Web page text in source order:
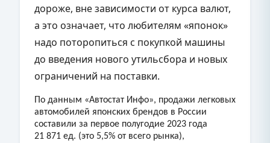
дороже, вне зависимости от курса валют,
а это означает, что любителям «японок»
надо поторопиться с покупкой машины
до введения нового утильсбора и новых
ограничений на поставки.
По данным «Автостат Инфо», продажи легковых
автомобилей японских брендов в России
составили за первое полугодие 2023 года
21 871 ед. (это 5,5% от всего рынка),